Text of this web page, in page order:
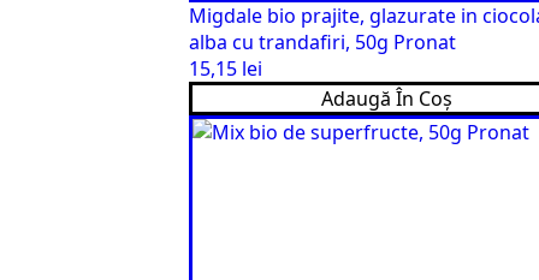
Migdale bio prajite, glazurate in
alba cu trandafiri, 50g Pronat
15,15 lei
Adaugă În Coș